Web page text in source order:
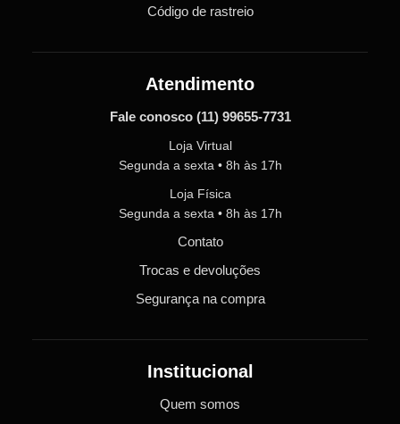
Código de rastreio
Atendimento
Fale conosco (11) 99655-7731
Loja Virtual
Segunda a sexta • 8h às 17h
Loja Física
Segunda a sexta • 8h às 17h
Contato
Trocas e devoluções
Segurança na compra
Institucional
Quem somos